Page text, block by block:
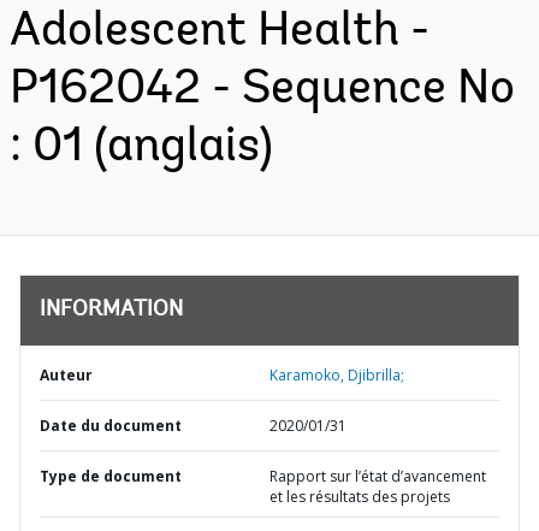
Adolescent Health -
P162042 - Sequence No
: 01 (anglais)
INFORMATION
Auteur Karamoko, Djibrilla;
Date du document 2020/01/31
Type de document
Rapport sur l’état d’avancement
et les résultats des projets